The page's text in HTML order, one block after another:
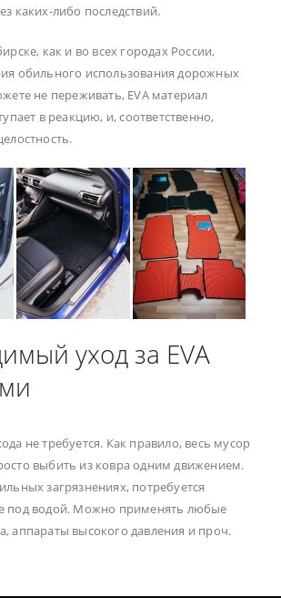
каких-либо последствий.
как и во всех городах России,
обильного использования дорожных
не переживать, EVA материал
в реакцию, и, соответственно,
уход за EVA
не требуется. Как правило, весь мусор
выбить из ковра одним движением.
загрязнениях, потребуется
под водой. Можно применять любые
аппараты высокого давления и проч.